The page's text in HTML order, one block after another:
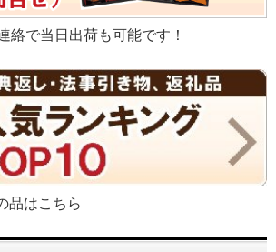
絡で当日出荷も可能です！
品はこちら